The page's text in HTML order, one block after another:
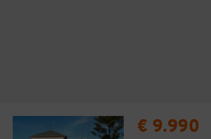
€ 9.990